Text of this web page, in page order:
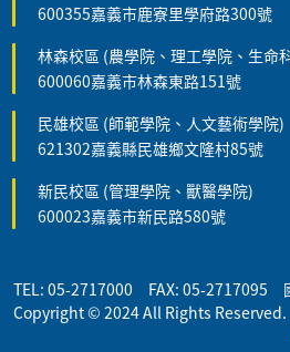
600355嘉義市鹿寮里學府路300號
林森校區 (農學院、理工學院、生命
600060嘉義市林森東路151號
民雄校區 (師範學院、人文藝術學院)
621302嘉義縣民雄鄉文隆村85號
新民校區 (管理學院、獸醫學院)
600023嘉義市新民路580號
TEL: 05-2717000 FAX: 05-2717095
Copyright © 2024 All Rights Reserved.